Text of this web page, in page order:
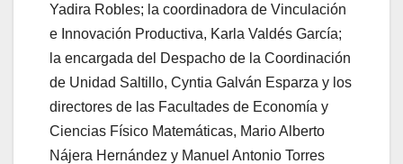
Yadira Robles; la coordinadora de Vinculación
e Innovación Productiva, Karla Valdés García;
la encargada del Despacho de la Coordinación
de Unidad Saltillo, Cyntia Galván Esparza y los
directores de las Facultades de Economía y
Ciencias Físico Matemáticas, Mario Alberto
Nájera Hernández y Manuel Antonio Torres